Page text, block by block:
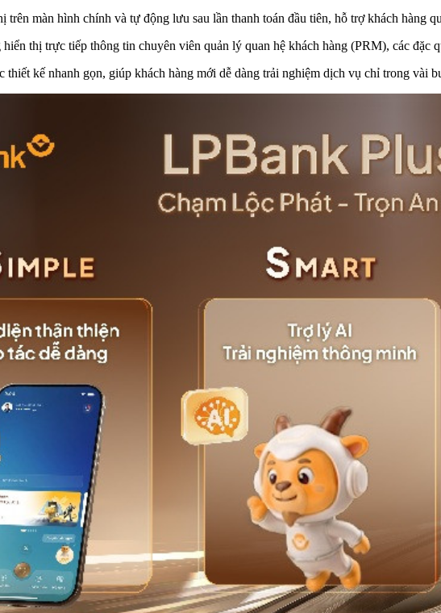
trên màn hình chính và tự động lưu sau lần thanh toán đầu tiên, hỗ trợ khách hàng
thị trực tiếp thông tin chuyên viên quản lý quan hệ khách hàng (PRM), các đặc
kế nhanh gọn, giúp khách hàng mới dễ dàng trải nghiệm dịch vụ chỉ trong vài